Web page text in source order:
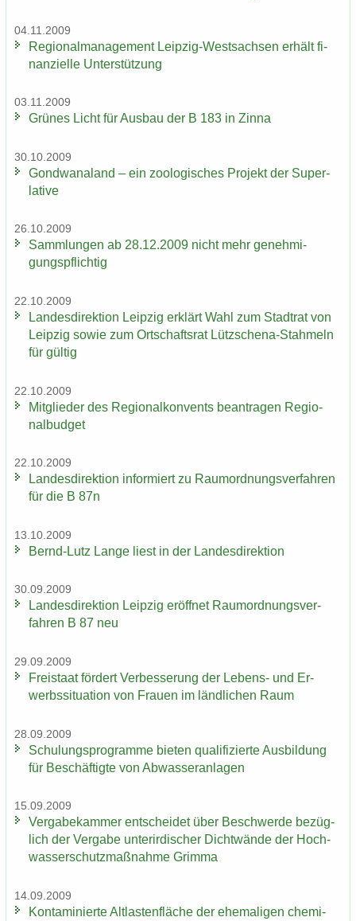
04.11.2009
Re­gio­nal­ma­nage­ment Leipzig-​Westsachsen er­hält fi­
nan­zi­el­le Un­ter­stüt­zung
03.11.2009
Grü­nes Licht für Aus­bau der B 183 in Zinna
30.10.2009
Gond­wa­na­land – ein zoo­lo­gi­sches Pro­jekt der Su­per­
la­ti­ve
26.10.2009
Samm­lun­gen ab 28.12.2009 nicht mehr ge­neh­mi­
gungs­pflich­tig
22.10.2009
Lan­des­di­rek­ti­on Leip­zig er­klärt Wahl zum Stadt­rat von
Leip­zig sowie zum Ort­schafts­rat Lützschena-​Stahmeln
für gül­tig
22.10.2009
Mit­glie­der des Re­gio­nal­kon­vents be­an­tra­gen Re­gio­
nal­bud­get
22.10.2009
Lan­des­di­rek­ti­on in­for­miert zu Raum­ord­nungs­ver­fah­ren
für die B 87n
13.10.2009
Bernd-​Lutz Lange liest in der Lan­des­di­rek­ti­on
30.09.2009
Lan­des­di­rek­ti­on Leip­zig er­öff­net Raum­ord­nungs­ver­
fah­ren B 87 neu
29.09.2009
Frei­staat för­dert Ver­bes­se­rung der Lebens-​ und Er­
werbs­si­tua­ti­on von Frau­en im länd­li­chen Raum
28.09.2009
Schu­lungs­pro­gram­me bie­ten qua­li­fi­zier­te Aus­bil­dung
für Be­schäf­tig­te von Ab­was­ser­an­la­gen
15.09.2009
Ver­ga­be­kam­mer ent­schei­det über Be­schwer­de be­züg­
lich der Ver­ga­be un­ter­ir­di­scher Dicht­wän­de der Hoch­
was­ser­schutz­maß­nah­me Grim­ma
14.09.2009
Kon­ta­mi­nier­te Alt­las­ten­flä­che der ehe­ma­li­gen che­mi­